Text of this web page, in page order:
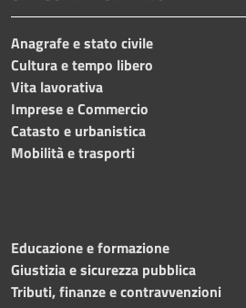
Anagrafe e stato civile
Cultura e tempo libero
Vita lavorativa
Imprese e Commercio
Catasto e urbanistica
Mobilità e trasporti
Educazione e formazione
Giustizia e sicurezza pubblica
Tributi, finanze e contravvenzioni